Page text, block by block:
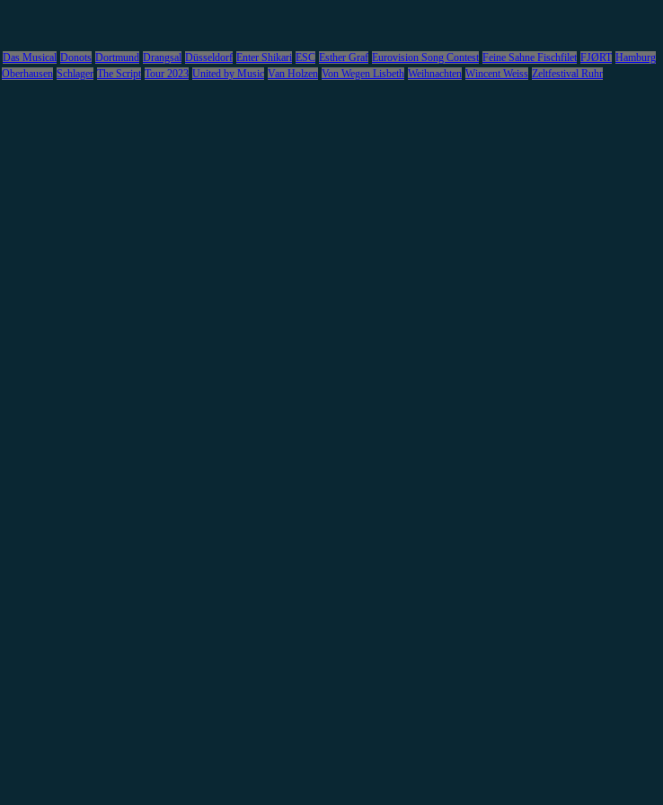
Das Musical Donots Dortmund Drangsal Düsseldorf Enter Shikari ESC Esther Graf Eurovision Song Contest Feine Sahne Fischfilet FJØRT Hamburg
Oberhausen Schlager The Script Tour 2023 United by Music Van Holzen Von Wegen Lisbeth Weihnachten Wincent Weiss Zeltfestival Ruhr